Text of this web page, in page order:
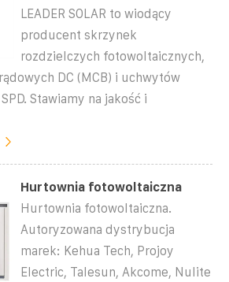
LEADER SOLAR to wiodący
producent skrzynek
rozdzielczych fotowoltaicznych,
DC (MCB) i uchwytów
Stawiamy na jakość i
Hurtownia fotowoltaiczna
Hurtownia fotowoltaiczna.
Autoryzowana dystrybucja
marek: Kehua Tech, Projoy
Electric, Talesun, Akcome, Nulite